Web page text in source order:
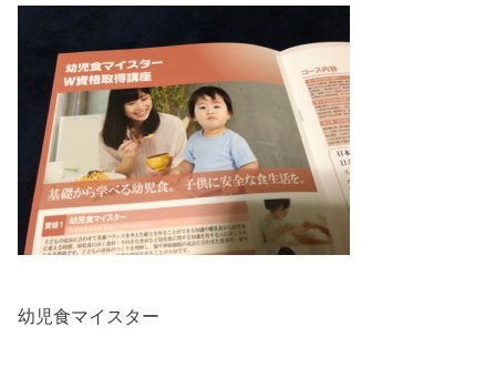
幼児食マイスター